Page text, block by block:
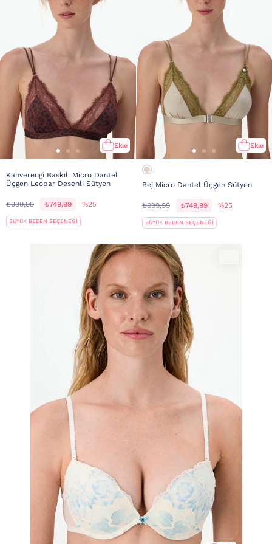
Ekle
Kahverengi Baskılı Micro Dantel
Üçgen Leopar Desenli Sütyen
₺999,99 ₺749,99 %25
BÜYÜK BEDEN SEÇENEĞİ
Ekle
Bej Micro Dantel Üçgen Sütyen
₺999,99 ₺749,99 %25
BÜYÜK BEDEN SEÇENEĞİ